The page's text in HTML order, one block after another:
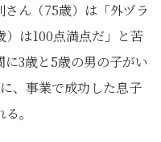
ん（75歳）は「外ヅラ
）は100点満点だ」と苦
3歳と5歳の男の子がい
、事業で成功した息子
。